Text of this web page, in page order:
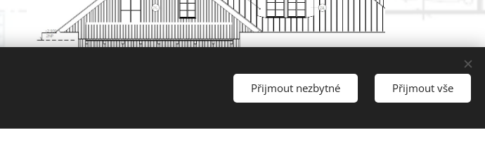
Přijmout nezbytné Přijmout vše